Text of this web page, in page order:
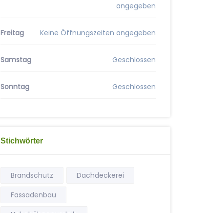
angegeben
Freitag Keine Öffnungszeiten angegeben
Samstag Geschlossen
Sonntag Geschlossen
Stichwörter
Brandschutz
Dachdeckerei
Fassadenbau